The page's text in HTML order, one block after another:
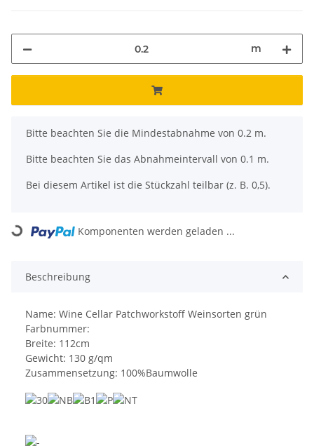
m
x
Bitte beachten Sie die Mindestabnahme von 0.2 m.
Bitte beachten Sie das Abnahmeintervall von 0.1 m.
Bei diesem Artikel ist die Stückzahl teilbar (z. B. 0,5).
Loading... Komponenten werden geladen ...
Beschreibung
Name: Wine Cellar Patchworkstoff Weinsorten grün
Farbnummer:
Breite: 112cm
Gewicht: 130 g/qm
Zusammensetzung: 100%Baumwolle